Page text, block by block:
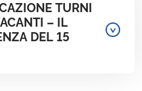
TURNI
– IL
DEL 15